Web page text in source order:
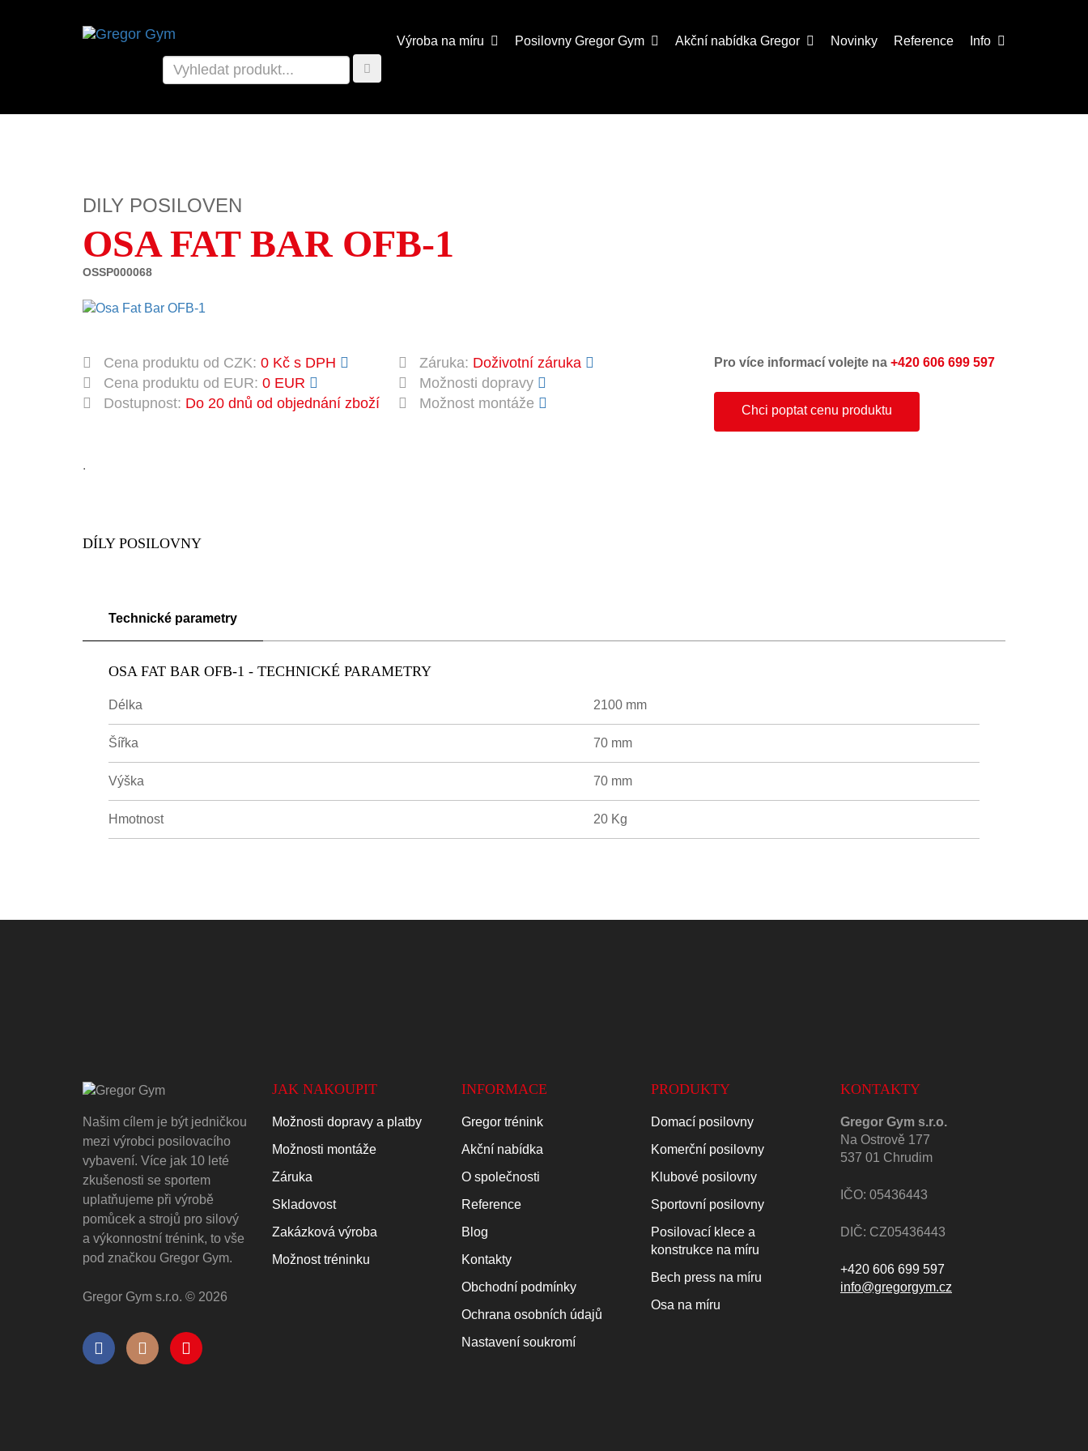
Výroba na míru Posilovny Gregor Gym Akční nabídka Gregor Novinky Reference Info
DILY POSILOVEN
OSA FAT BAR OFB-1
OSSP000068
Cena produktu od CZK: 0 Kč s DPH
Cena produktu od EUR: 0 EUR
Dostupnost: Do 20 dnů od objednání zboží
Záruka: Doživotní záruka
Možnosti dopravy
Možnost montáže
Pro více informací volejte na +420 606 699 597
Chci poptat cenu produktu
.
DÍLY POSILOVNY
Technické parametry
OSA FAT BAR OFB-1 - TECHNICKÉ PARAMETRY
Délka 2100 mm
Šířka 70 mm
Výška 70 mm
Hmotnost 20 Kg
Našim cílem je být jedničkou
mezi výrobci posilovacího
vybavení. Více jak 10 leté
zkušenosti se sportem
uplatňujeme při výrobě
pomůcek a strojů pro silový
a výkonnostní trénink, to vše
pod značkou Gregor Gym.
Gregor Gym s.r.o. © 2026
JAK NAKOUPIT
Možnosti dopravy a platby
Možnosti montáže
Záruka
Skladovost
Zakázková výroba
Možnost tréninku
INFORMACE
Gregor trénink
Akční nabídka
O společnosti
Reference
Blog
Kontakty
Obchodní podmínky
Ochrana osobních údajů
Nastavení soukromí
PRODUKTY
Domací posilovny
Komerční posilovny
Klubové posilovny
Sportovní posilovny
Posilovací klece a
konstrukce na míru
Bech press na míru
Osa na míru
KONTAKTY
Gregor Gym s.r.o.
Na Ostrově 177
537 01 Chrudim
IČO: 05436443
DIČ: CZ05436443
+420 606 699 597
info@gregorgym.cz